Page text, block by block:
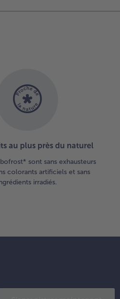
au plus près du naturel
sont sans exhausteurs
colorants artificiels et sans
irradiés.